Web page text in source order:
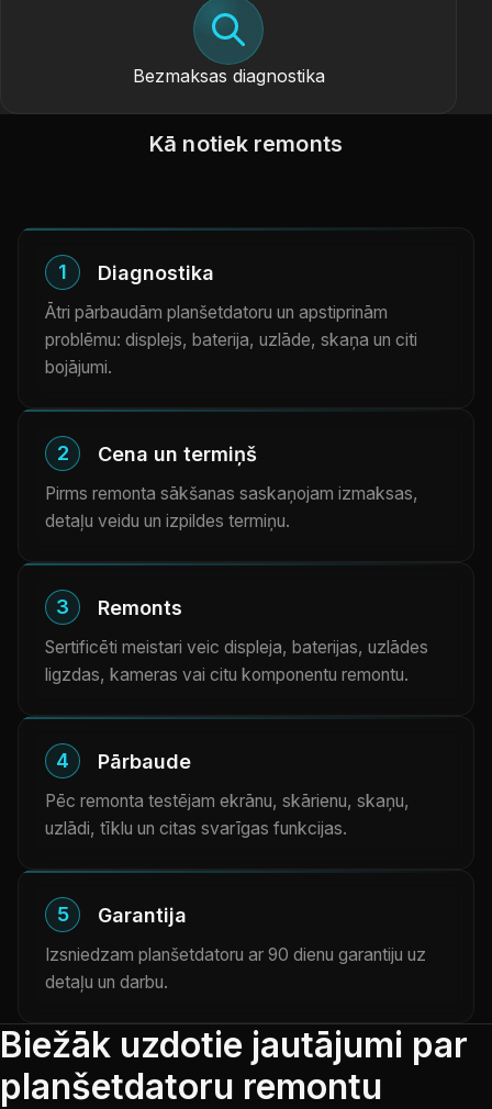
Bezmaksas diagnostika
Kā notiek remonts
1 Diagnostika
Ātri pārbaudām planšetdatoru un apstiprinām
problēmu: displejs, baterija, uzlāde, skaņa un citi
bojājumi.
2 Cena un termiņš
Pirms remonta sākšanas saskaņojam izmaksas,
detaļu veidu un izpildes termiņu.
3 Remonts
Sertificēti meistari veic displeja, baterijas, uzlādes
ligzdas, kameras vai citu komponentu remontu.
4 Pārbaude
Pēc remonta testējam ekrānu, skārienu, skaņu,
uzlādi, tīklu un citas svarīgas funkcijas.
5 Garantija
Izsniedzam planšetdatoru ar 90 dienu garantiju uz
detaļu un darbu.
Biežāk uzdotie jautājumi par
planšetdatoru remontu